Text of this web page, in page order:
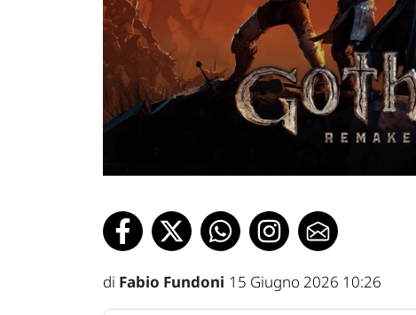
di Fabio Fundoni 15 Giugno 2026 10:26